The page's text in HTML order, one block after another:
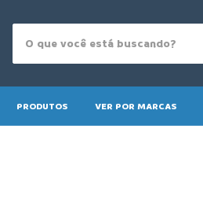
PRODUTOS VER POR MARCAS